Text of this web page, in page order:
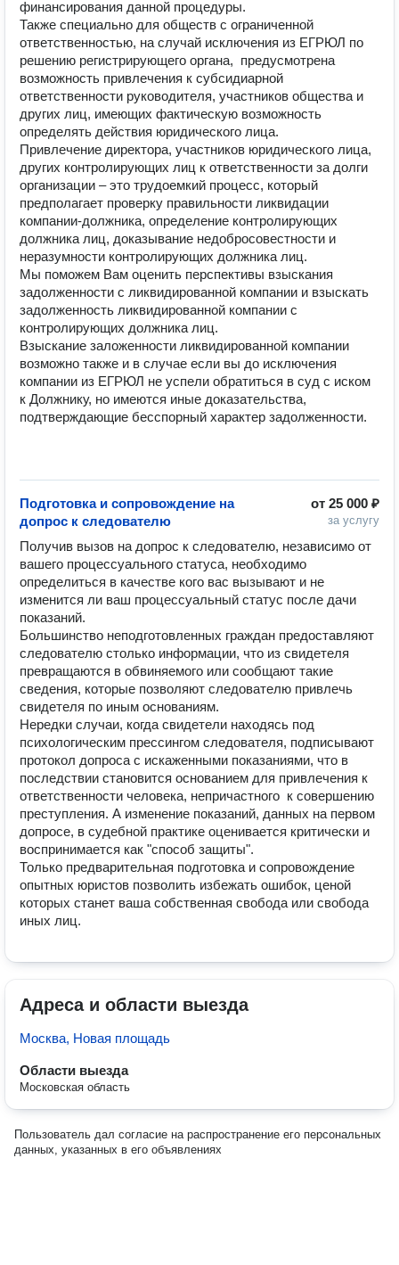
финансирования данной процедуры.
Также специально для обществ с ограниченной
ответственностью, на случай исключения из ЕГРЮЛ по
решению регистрирующего органа,  предусмотрена
возможность привлечения к субсидиарной
ответственности руководителя, участников общества и
других лиц, имеющих фактическую возможность
определять действия юридического лица.
Привлечение директора, участников юридического лица,
других контролирующих лиц к ответственности за долги
организации – это трудоемкий процесс, который
предполагает проверку правильности ликвидации
компании-должника, определение контролирующих
должника лиц, доказывание недобросовестности и
неразумности контролирующих должника лиц.
Мы поможем Вам оценить перспективы взыскания
задолженности с ликвидированной компании и взыскать
задолженность ликвидированной компании с
контролирующих должника лиц.
Взыскание заложенности ликвидированной компании
возможно также и в случае если вы до исключения
компании из ЕГРЮЛ не успели обратиться в суд с иском
к Должнику, но имеются иные доказательства,
подтверждающие бесспорный характер задолженности.
от 25 000 ₽
за услугу
Подготовка и сопровождение на
допрос к следователю
Получив вызов на допрос к следователю, независимо от
вашего процессуального статуса, необходимо
определиться в качестве кого вас вызывают и не
изменится ли ваш процессуальный статус после дачи
показаний.
Большинство неподготовленных граждан предоставляют
следователю столько информации, что из свидетеля
превращаются в обвиняемого или сообщают такие
сведения, которые позволяют следователю привлечь
свидетеля по иным основаниям.
Нередки случаи, когда свидетели находясь под
психологическим прессингом следователя, подписывают
протокол допроса с искаженными показаниями, что в
последствии становится основанием для привлечения к
ответственности человека, непричастного  к совершению
преступления. А изменение показаний, данных на первом
допросе, в судебной практике оценивается критически и
воспринимается как "способ защиты".
Только предварительная подготовка и сопровождение
опытных юристов позволить избежать ошибок, ценой
которых станет ваша собственная свобода или свобода
иных лиц.
Адреса и области выезда
Москва, Новая площадь
Области выезда
Московская область
Пользователь дал согласие на распространение его персональных
данных, указанных в его объявлениях